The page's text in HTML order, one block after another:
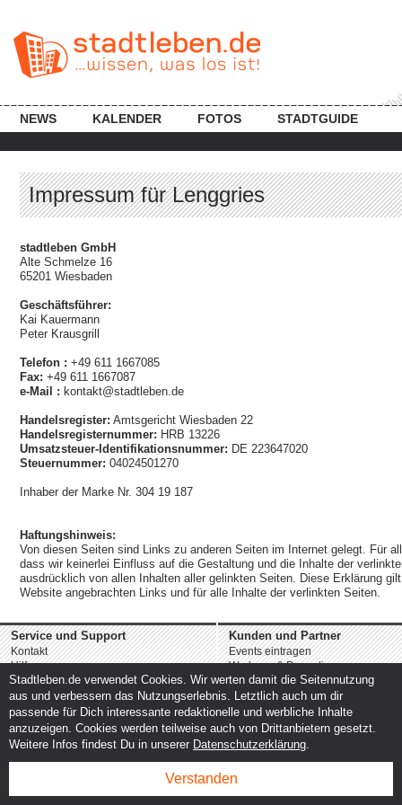
NEWS KALENDER FOTOS STADTGUIDE
Impressum für Lenggries
stadtleben GmbH
Alte Schmelze 16
65201 Wiesbaden
Geschäftsführer:
Kai Kauermann
Peter Krausgrill
Telefon : +49 611 1667085
Fax: +49 611 1667087
e-Mail : kontakt@stadtleben.de
Handelsregister: Amtsgericht Wiesbaden 22
Handelsregisternummer: HRB 13226
Umsatzsteuer-Identifikationsnummer: DE 223647020
Steuernummer: 04024501270
Inhaber der Marke Nr. 304 19 187
Haftungshinweis:
Von diesen Seiten sind Links zu anderen Seiten im Internet gelegt. Für
dass wir keinerlei Einfluss auf die Gestaltung und die Inhalte der
ausdrücklich von allen Inhalten aller gelinkten Seiten. Diese Erklärung
Website angebrachten Links und für alle Inhalte der verlinkten Seiten.
Service und Support
Kontakt
Hilfe
Instagram
Facebook
Kunden und Partner
Events eintragen
Werbung & Promotion
Eventplanung & Ausrichtung
Dienstleistungen
Stadtleben.de verwendet Cookies. Wir werten damit die Seitennutzung
aus und verbessern das Nutzungserlebnis. Letztlich auch um dir
passende für Dich interessante redaktionelle und werbliche Inhalte
anzuzeigen. Cookies werden teilweise auch von Drittanbietern gesetzt.
Weitere Infos findest Du in unserer Datenschutzerklärung.
Verstanden